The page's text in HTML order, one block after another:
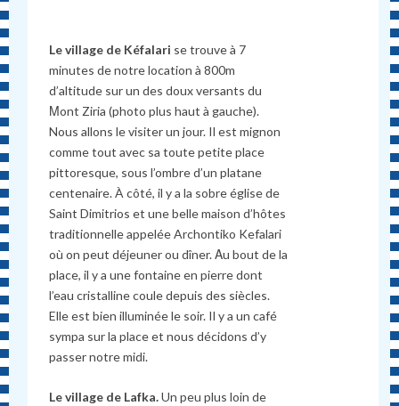
Le village de Kéfalari se trouve à 7
minutes de notre location à 800m
d’altitude sur un des doux versants du
Μont Ziria (photo plus haut à gauche).
Nous allons le visiter un jour. Il est mignon
comme tout avec sa toute petite place
pittoresque, sous l’ombre d’un platane
centenaire. À côté, il y a la sobre église de
Saint Dimitrios et une belle maison d’hôtes
traditionnelle appelée Archontiko Kefalari
où on peut déjeuner ou dîner. Αu bout de la
place, il y a une fontaine en pierre dont
l’eau cristalline coule depuis des siècles.
Elle est bien illuminée le soir. Il y a un café
sympa sur la place et nous décidons d’y
passer notre midi.
Le village de Lafka.Un peu plus loin de